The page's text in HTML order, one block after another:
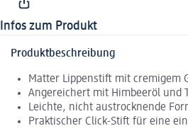
Infos zum Produkt
Produktbeschreibung
Matter Lippenstift mit cremigem
Angereichert mit Himbeeröl und
Leichte, nicht austrocknende
Praktischer Click-Stift für eine